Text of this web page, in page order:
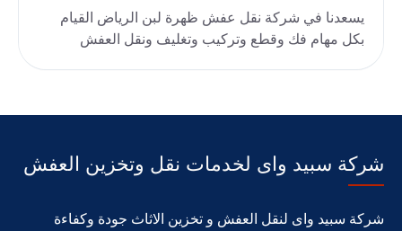
يسعدنا في شركة نقل عفش ظهرة لبن الرياض القيام
بكل مهام فك وقطع وتركيب وتغليف ونقل العفش
شركة سبيد واى لخدمات نقل وتخزين العفش
شركة سبيد واى لنقل العفش و تخزين الاثاث جودة وكفاءة